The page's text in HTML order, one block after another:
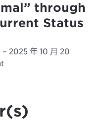
through
Status
2025 年 10 月 20